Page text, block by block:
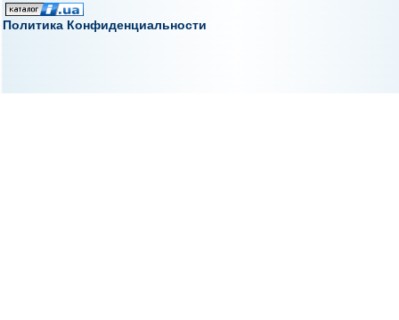
Политика Конфиденциальности